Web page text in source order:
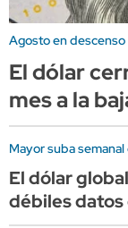
Agosto en descenso
El dólar
mes a la
Mayor suba
El dólar
débiles datos